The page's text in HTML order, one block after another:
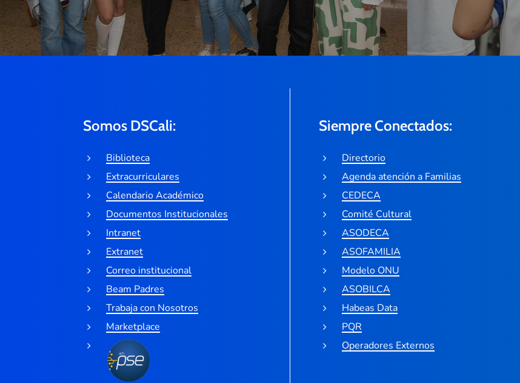
Somos DSCali:
Biblioteca
Extracurriculares
Calendario Académico
Documentos Institucionales
Intranet
Extranet
Correo institucional
Beam Padres
Trabaja con Nosotros
Marketplace
Siempre Conectados:
Directorio
Agenda atención a Familias
CEDECA
Comité Cultural
ASODECA
ASOFAMILIA
Modelo ONU
ASOBILCA
Habeas Data
PQR
Operadores Externos